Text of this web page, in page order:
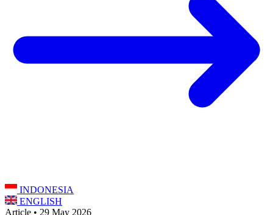
INDONESIA
ENGLISH
Article • 29 May 2026